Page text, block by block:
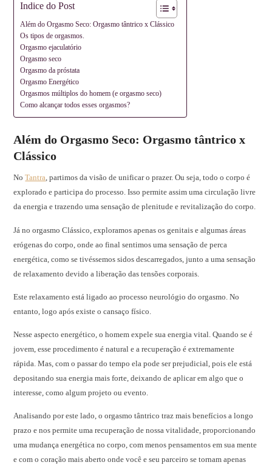
Indice do Post
Além do Orgasmo Seco: Orgasmo tântrico x Clássico
Os tipos de orgasmos.
Orgasmo ejaculatório
Orgasmo seco
Orgasmo da próstata
Orgasmo Energético
Orgasmos múltiplos do homem (e orgasmo seco)
Como alcançar todos esses orgasmos?
Além do Orgasmo Seco: Orgasmo tântrico x
Clássico
NoTantra, partimos da visão de unificar o prazer. Ou seja, todo o corpo é
explorado e participa do processo. Isso permite assim uma circulação livre
da energia e trazendo uma sensação de plenitude e revitalização do corpo.
Já no orgasmo Clássico, exploramos apenas os genitais e algumas áreas
erógenas do corpo, onde ao final sentimos uma sensação de perca
energética, como se tivéssemos sidos descarregados, junto a uma sensação
de relaxamento devido a liberação das tensões corporais.
Este relaxamento está ligado ao processo neurológio do orgasmo. No
entanto, logo após existe o cansaço físico.
Nesse aspecto energético, o homem expele sua energia vital. Quando se é
jovem, esse procedimento é natural e a recuperação é extremamente
rápida. Mas, com o passar do tempo ela pode ser prejudicial, pois ele está
depositando sua energia mais forte, deixando de aplicar em algo que o
interesse, como algum projeto ou evento.
Analisando por este lado, o orgasmo tântrico traz mais benefícios a longo
prazo e nos permite uma recuperação de nossa vitalidade, proporcionando
uma mudança energética no corpo, com menos pensamentos em sua mente
e com o coração mais aberto onde você e seu parceiro se tornam apenas